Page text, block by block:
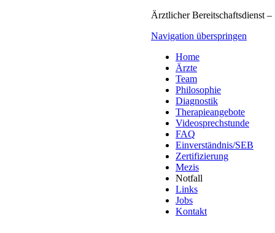
Ärztlicher Bereitschaftsdienst
Navigation überspringen
Home
Ärzte
Team
Philosophie
Diagnostik
Therapieangebote
Videosprechstunde
FAQ
Einverständnis/SEB
Zertifizierung
Mezis
Notfall
Links
Jobs
Kontakt